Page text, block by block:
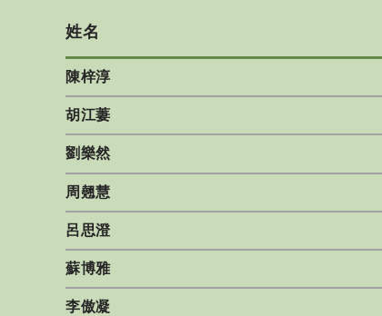
姓名
陳梓淳
胡江萋
劉樂然
周翹慧
呂思澄
蘇博雅
李傲凝